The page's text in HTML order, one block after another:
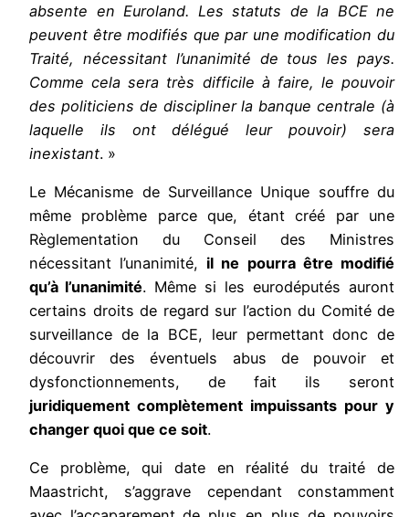
absente en Euroland. Les statuts de la BCE ne
peuvent être modifiés que par une modification du
Traité, nécessitant l’unanimité de tous les pays.
Comme cela sera très difficile à faire, le pouvoir
des politiciens de discipliner la banque centrale (à
laquelle ils ont délégué leur pouvoir) sera
inexistant. »
Le Mécanisme de Surveillance Unique souffre du
même problème parce que, étant créé par une
Règlementation du Conseil des Ministres
nécessitant l’unanimité, il ne pourra être modifié
qu’à l’unanimité. Même si les eurodéputés auront
certains droits de regard sur l’action du Comité de
surveillance de la BCE, leur permettant donc de
découvrir des éventuels abus de pouvoir et
dysfonctionnements, de fait ils seront
juridiquement complètement impuissants pour y
changer quoi que ce soit.
Ce problème, qui date en réalité du traité de
Maastricht, s’aggrave cependant constamment